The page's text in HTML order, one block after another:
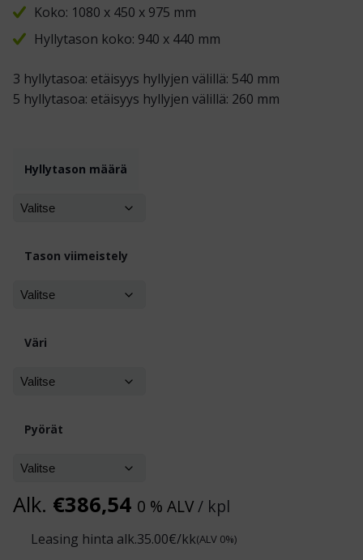
Koko: 1080 x 450 x 975 mm
Hyllytason koko: 940 x 440 mm
3 hyllytasoa: etäisyys hyllyjen välillä: 540 mm
5 hyllytasoa: etäisyys hyllyjen välillä: 260 mm
Hyllytason määrä
Tason viimeistely
Väri
Pyörät
Alk. €386,54 0 % ALV/ kpl
Leasing hinta alk.35.00€/kk(ALV 0%)